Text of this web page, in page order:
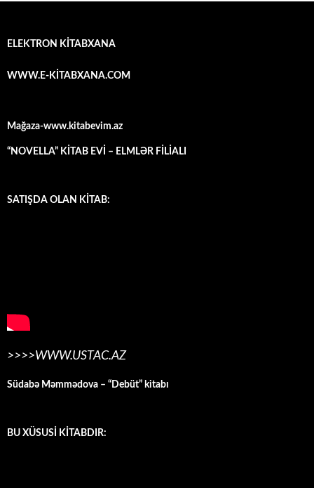
ELEKTRON KİTABXANA
WWW.E-KİTABXANA.COM
Mağaza-www.kitabevim.az
“NOVELLA” KİTAB EVİ – ELMLƏR FİLİALI
SATIŞDA OLAN KİTAB:
>>>>WWW.USTAC.AZ
Südabə Məmmədova – “Debüt” kitabı
BU XÜSUSİ KİTABDIR: